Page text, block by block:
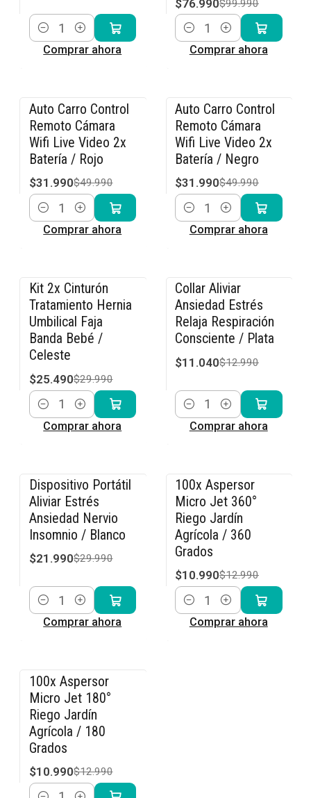
Cantidad
Comprar ahora
$76.990$99.990
Cantidad
Comprar ahora
-36% OFF
Auto Carro Control
Remoto Cámara
Wifi Live Video 2x
Batería / Rojo
$31.990$49.990
Cantidad
Comprar ahora
-36% OFF
Auto Carro Control
Remoto Cámara
Wifi Live Video 2x
Batería / Negro
$31.990$49.990
Cantidad
Comprar ahora
-15% OFF
Kit 2x Cinturón
Tratamiento Hernia
Umbilical Faja
Banda Bebé /
Celeste
$25.490$29.990
Cantidad
Comprar ahora
-15% OFF
Collar Aliviar
Ansiedad Estrés
Relaja Respiración
Consciente / Plata
$11.040$12.990
Cantidad
Comprar ahora
-27% OFF
Dispositivo Portátil
Aliviar Estrés
Ansiedad Nervio
Insomnio / Blanco
$21.990$29.990
Cantidad
Comprar ahora
-15% OFF
100x Aspersor
Micro Jet 360°
Riego Jardín
Agrícola / 360
Grados
$10.990$12.990
Cantidad
Comprar ahora
-15% OFF
100x Aspersor
Micro Jet 180°
Riego Jardín
Agrícola / 180
Grados
$10.990$12.990